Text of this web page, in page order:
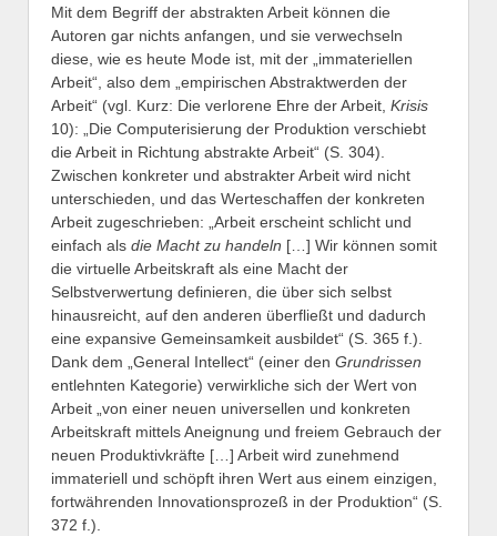
Mit dem Begriff der abstrakten Arbeit können die
Autoren gar nichts anfangen, und sie verwechseln
diese, wie es heute Mode ist, mit der „immateriellen
Arbeit“, also dem „empirischen Abstraktwerden der
Arbeit“ (vgl. Kurz: Die verlorene Ehre der Arbeit, Krisis
10): „Die Computerisierung der Produktion verschiebt
die Arbeit in Richtung abstrakte Arbeit“ (S. 304).
Zwischen konkreter und abstrakter Arbeit wird nicht
unterschieden, und das Werteschaffen der konkreten
Arbeit zugeschrieben: „Arbeit erscheint schlicht und
einfach als die Macht zu handeln […] Wir können somit
die virtuelle Arbeitskraft als eine Macht der
Selbstverwertung definieren, die über sich selbst
hinausreicht, auf den anderen überfließt und dadurch
eine expansive Gemeinsamkeit ausbildet“ (S. 365 f.).
Dank dem „General Intellect“ (einer den Grundrissen
entlehnten Kategorie) verwirkliche sich der Wert von
Arbeit „von einer neuen universellen und konkreten
Arbeitskraft mittels Aneignung und freiem Gebrauch der
neuen Produktivkräfte […] Arbeit wird zunehmend
immateriell und schöpft ihren Wert aus einem einzigen,
fortwährenden Innovationsprozeß in der Produktion“ (S.
372 f.).